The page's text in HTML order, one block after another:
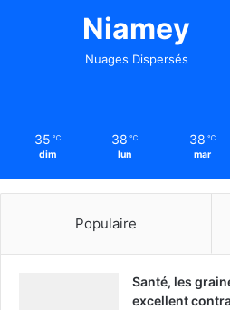
Niamey
Nuages Dispersés
35 ℃
dim
38 ℃
lun
38 ℃
mar
Populaire
Santé, les
excellent